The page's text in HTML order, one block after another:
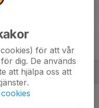
för att vår
dig. De används
att hjälpa oss att